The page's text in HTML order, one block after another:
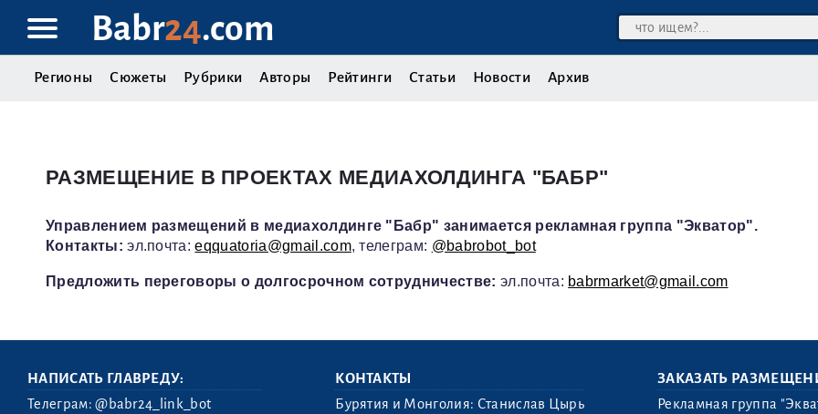
Babr24.com
Регионы Сюжеты Рубрики Авторы Рейтинги Статьи Новости Архив
РАЗМЕЩЕНИЕ В ПРОЕКТАХ МЕДИАХОЛДИНГА "БАБР"
Управлением размещений в медиахолдинге "Бабр" занимается рекламная группа "Экватор".
Контакты: эл.почта:eqquatoria@gmail.com, телеграм: @babrobot_bot
Предложить переговоры о долгосрочном сотрудничестве: эл.почта: babrmarket@gmail.com
НАПИСАТЬ ГЛАВРЕДУ:
Телеграм:@babr24_link_bot
КОНТАКТЫ
Бурятия и Монголия: Станислав Цырь
ЗАКАЗАТЬ
Рекламная группа